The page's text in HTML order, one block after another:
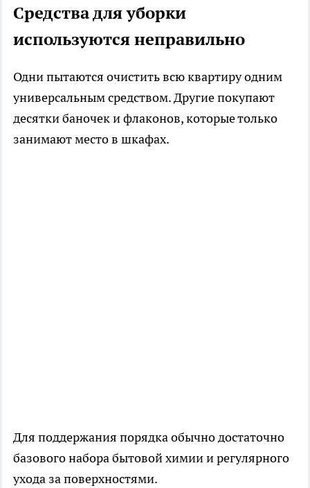
Средства для уборки
используются неправильно
Одни пытаются очистить всю квартиру одним
универсальным средством. Другие покупают
десятки баночек и флаконов, которые только
занимают место в шкафах.
Для поддержания порядка обычно достаточно
базового набора бытовой химии и регулярного
ухода за поверхностями.